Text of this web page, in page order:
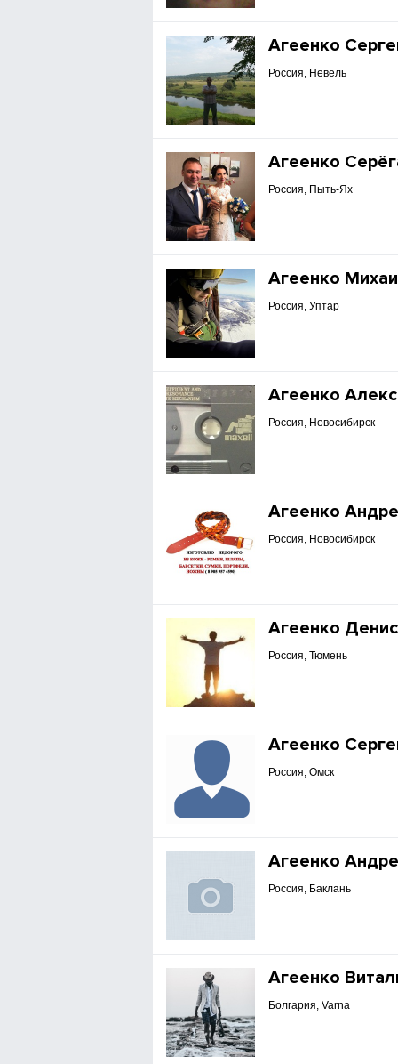
Агеенко
Россия, Невель
Агеенко
Россия, Пыть-Ях
Агеенко
Россия, Уптар
Агеенко
Россия, Новосибирск
Агеенко
Россия, Новосибирск
Агеенко Денис
Россия, Тюмень
Агеенко
Россия, Омск
Агеенко
Россия, Баклань
Агеенко
Болгария, Varna